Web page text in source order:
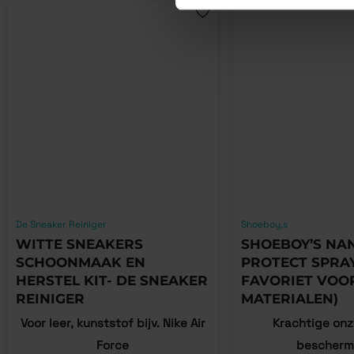
De Sneaker Reiniger
WITTE SNEAKERS
SCHOONMAAK EN
HERSTEL KIT- DE SNEAKER
REINIGER
Voor leer, kunststof bijv. Nike Air
Force
Shoeboy,s
SHOEBOY’S
PROTECT
FAVORIET
MATERIALEN)
Krachtige